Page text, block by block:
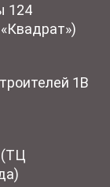
124
1В
(ТЦ